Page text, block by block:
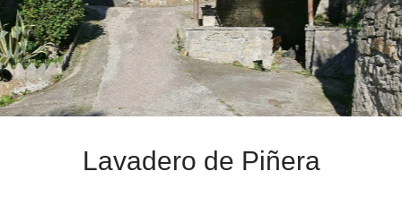
Lavadero de Piñera